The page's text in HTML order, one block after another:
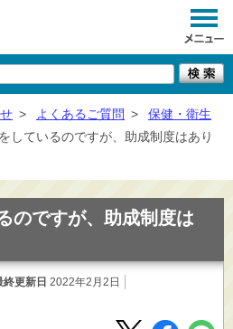
くらし
業者向け
施設一覧
> よくあるご質問 >
保健・衛生
しているのですが、助成制度はあり
のですが、助成制度は
終更新日 2022年2月2日